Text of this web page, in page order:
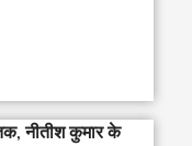
नीतीश कुमार के